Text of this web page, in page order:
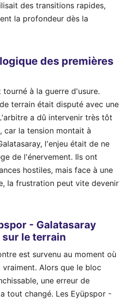
des transitions rapides,
la profondeur dès la
des premières
à la guerre d'usure.
terrain était disputé avec une
a dû intervenir très tôt
car la tension montait à
l'enjeu était de ne
de l'énervement. Ils ont
hostiles, mais face à une
la frustration peut vite devenir
- Galatasaray
sur le terrain
est survenu au moment où
Alors que le bloc
une erreur de
tout changé. Les Eyüpspor -